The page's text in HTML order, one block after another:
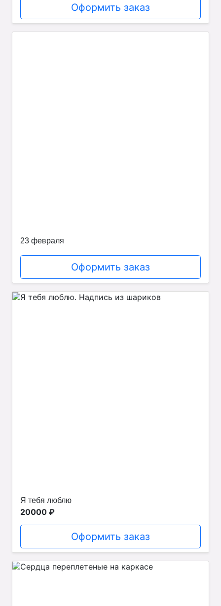
Оформить заказ
23 февраля
Оформить заказ
Я тебя люблю
20000 ₽
Оформить заказ